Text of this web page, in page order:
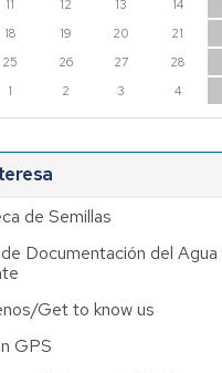
11 12 13 14
18 19 20 21
25 26 27 28
1 2 3 4
de Semillas
Documentación del
Get to know us
GPS